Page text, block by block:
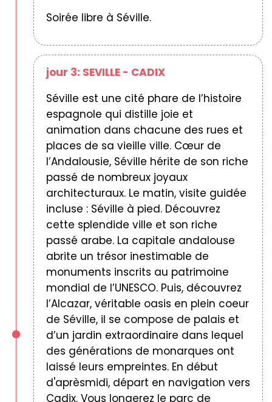
Soirée libre à Séville.
jour 3: SEVILLE - CADIX
Séville est une cité phare de l’histoire
espagnole qui distille joie et
animation dans chacune des rues et
places de sa vieille ville. Cœur de
l’Andalousie, Séville hérite de son riche
passé de nombreux joyaux
architecturaux. Le matin, visite guidée
incluse : Séville à pied. Découvrez
cette splendide ville et son riche
passé arabe. La capitale andalouse
abrite un trésor inestimable de
monuments inscrits au patrimoine
mondial de l’UNESCO. Puis, découvrez
l’Alcazar, véritable oasis en plein coeur
de Séville, il se compose de palais et
d’un jardin extraordinaire dans lequel
des générations de monarques ont
laissé leurs empreintes. En début
d'aprèsmidi, départ en navigation vers
Cadix. Vous longerez le parc de